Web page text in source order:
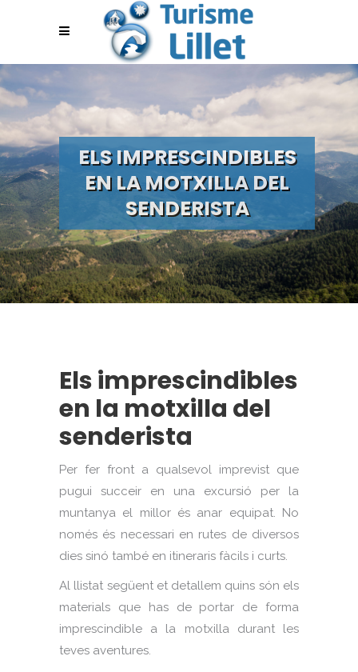
ELS IMPRESCINDIBLES
EN LA MOTXILLA DEL
SENDERISTA
Els imprescindibles
en la motxilla del
senderista
Per fer front a qualsevol imprevist que
pugui succeir en una excursió per la
muntanya el millor és anar equipat. No
només és necessari en rutes de diversos
dies sinó també en itineraris fàcils i curts.
Al llistat següent et detallem quins són els
materials que has de portar de forma
imprescindible a la motxilla durant les
teves aventures.